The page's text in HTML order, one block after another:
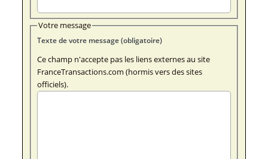
Votre message
Texte de votre message (obligatoire)
Ce champ n'accepte pas les liens externes au site
FranceTransactions.com (hormis vers des sites
officiels).